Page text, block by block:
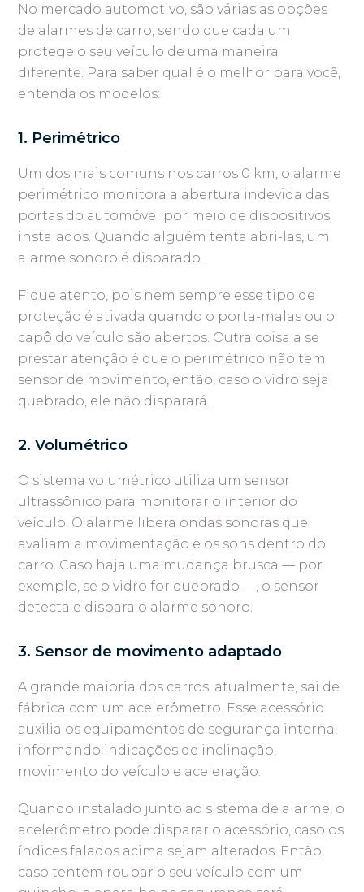
No mercado automotivo, são várias as opções
de alarmes de carro, sendo que cada um
protege o seu veículo de uma maneira
diferente. Para saber qual é o melhor para você,
entenda os modelos:
1. Perimétrico
Um dos mais comuns nos carros 0 km, o alarme
perimétrico monitora a abertura indevida das
portas do automóvel por meio de dispositivos
instalados. Quando alguém tenta abri-las, um
alarme sonoro é disparado.
Fique atento, pois nem sempre esse tipo de
proteção é ativada quando o porta-malas ou o
capô do veículo são abertos. Outra coisa a se
prestar atenção é que o perimétrico não tem
sensor de movimento, então, caso o vidro seja
quebrado, ele não disparará.
2. Volumétrico
O sistema volumétrico utiliza um sensor
ultrassônico para monitorar o interior do
veículo. O alarme libera ondas sonoras que
avaliam a movimentação e os sons dentro do
carro. Caso haja uma mudança brusca — por
exemplo, se o vidro for quebrado —, o sensor
detecta e dispara o alarme sonoro.
3. Sensor de movimento adaptado
A grande maioria dos carros, atualmente, sai de
fábrica com um acelerômetro. Esse acessório
auxilia os equipamentos de segurança interna,
informando indicações de inclinação,
movimento do veículo e aceleração.
Quando instalado junto ao sistema de alarme, o
acelerômetro pode disparar o acessório, caso os
índices falados acima sejam alterados. Então,
caso tentem roubar o seu veículo com um